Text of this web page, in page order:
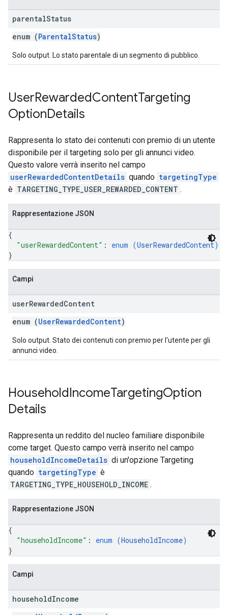
parentalStatus
enum (ParentalStatus)
Solo output. Lo stato parentale di un segmento di pubblico.
UserRewardedContentTargeting
OptionDetails
Rappresenta lo stato dei contenuti con premio di un utente
disponibile per il targeting solo per gli annunci video.
Questo valore verrà inserito nel campo
userRewardedContentDetails quando targetingType
è TARGETING_TYPE_USER_REWARDED_CONTENT .
Rappresentazione JSON
{
"userRewardedContent" : enum (UserRewardedContent)
}
Campi
userRewardedContent
enum (UserRewardedContent)
Solo output. Stato dei contenuti con premio per l'utente per gli
annunci video.
HouseholdIncomeTargetingOption
Details
Rappresenta un reddito del nucleo familiare disponibile
come target. Questo campo verrà inserito nel campo
householdIncomeDetails di un'opzione Targeting
quando targetingType è
TARGETING_TYPE_HOUSEHOLD_INCOME .
Rappresentazione JSON
{
"householdIncome" : enum (HouseholdIncome)
}
Campi
householdIncome